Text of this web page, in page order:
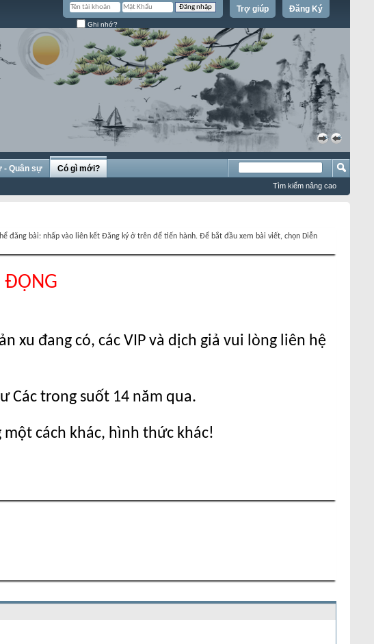
Đăng Ký
Trợ giúp
Ghi nhớ?
«
»
- Quân sự Có gì mới?
Tìm kiếm nâng cao
đăng bài: nhấp vào liên kết Đăng ký ở trên để tiến hành. Để bắt đầu xem bài viết, chọn Diễn
ĐỘNG
xu đang có, các VIP và dịch giả vui lòng liên hệ
Các trong suốt 14 năm qua.
cách khác, hình thức khác!